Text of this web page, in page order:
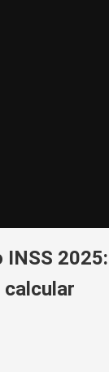
INSS 2025:
calcular